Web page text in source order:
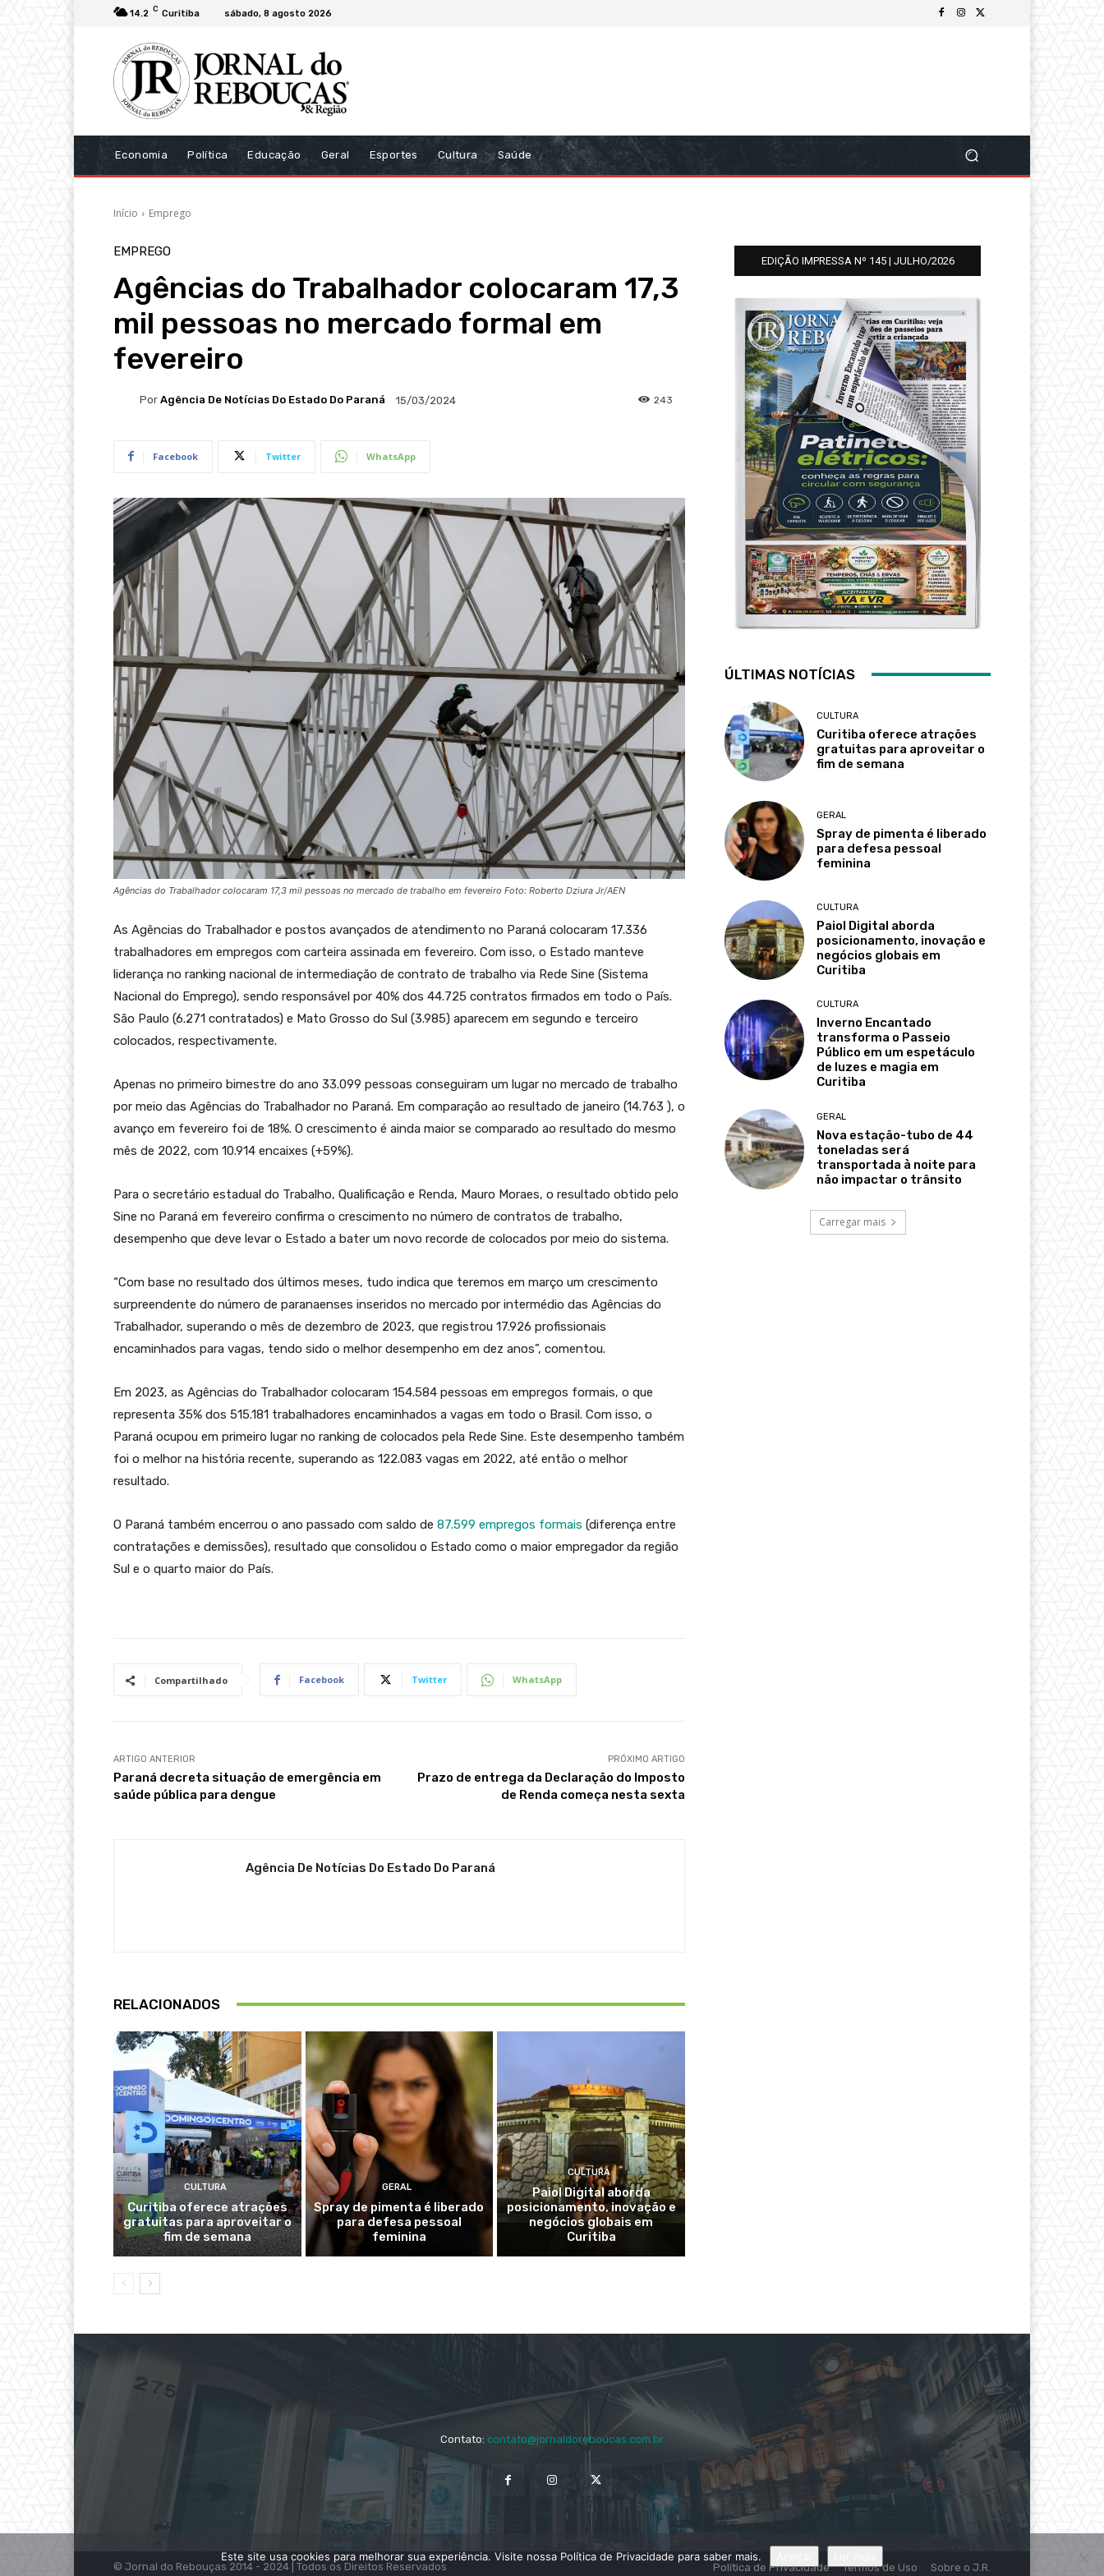
14.2 C Curitiba sábado, 8 agosto 2026
Economia Política Educação Geral Esportes Cultura Saúde
Início Emprego
EMPREGO
Agências do Trabalhador colocaram 17,3
mil pessoas no mercado formal em
fevereiro
Por Agência De Notícias Do Estado Do Paraná 15/03/2024 243
Facebook Twitter WhatsApp
Agências do Trabalhador colocaram 17,3 mil pessoas no mercado de trabalho em fevereiro Foto: Roberto Dziura Jr/AEN
As Agências do Trabalhador e postos avançados de atendimento no Paraná colocaram 17.336
trabalhadores em empregos com carteira assinada em fevereiro. Com isso, o Estado manteve
liderança no ranking nacional de intermediação de contrato de trabalho via Rede Sine (Sistema
Nacional do Emprego), sendo responsável por 40% dos 44.725 contratos firmados em todo o País.
São Paulo (6.271 contratados) e Mato Grosso do Sul (3.985) aparecem em segundo e terceiro
colocados, respectivamente.
Apenas no primeiro bimestre do ano 33.099 pessoas conseguiram um lugar no mercado de trabalho
por meio das Agências do Trabalhador no Paraná. Em comparação ao resultado de janeiro (14.763 ), o
avanço em fevereiro foi de 18%. O crescimento é ainda maior se comparado ao resultado do mesmo
mês de 2022, com 10.914 encaixes (+59%).
Para o secretário estadual do Trabalho, Qualificação e Renda, Mauro Moraes, o resultado obtido pelo
Sine no Paraná em fevereiro confirma o crescimento no número de contratos de trabalho,
desempenho que deve levar o Estado a bater um novo recorde de colocados por meio do sistema.
“Com base no resultado dos últimos meses, tudo indica que teremos em março um crescimento
surpreendente do número de paranaenses inseridos no mercado por intermédio das Agências do
Trabalhador, superando o mês de dezembro de 2023, que registrou 17.926 profissionais
encaminhados para vagas, tendo sido o melhor desempenho em dez anos”, comentou.
Em 2023, as Agências do Trabalhador colocaram 154.584 pessoas em empregos formais, o que
representa 35% dos 515.181 trabalhadores encaminhados a vagas em todo o Brasil. Com isso, o
Paraná ocupou em primeiro lugar no ranking de colocados pela Rede Sine. Este desempenho também
foi o melhor na história recente, superando as 122.083 vagas em 2022, até então o melhor
resultado.
O Paraná também encerrou o ano passado com saldo de 87.599 empregos formais (diferença entre
contratações e demissões), resultado que consolidou o Estado como o maior empregador da região
Sul e o quarto maior do País.
Compartilhado Facebook Twitter WhatsApp
ARTIGO ANTERIOR
Paraná decreta situação de emergência em
saúde pública para dengue
PRÓXIMO ARTIGO
Prazo de entrega da Declaração do Imposto
de Renda começa nesta sexta
Agência De Notícias Do Estado Do Paraná
RELACIONADOS
CULTURA
Curitiba oferece atrações
gratuitas para aproveitar o
fim de semana
GERAL
Spray de pimenta é liberado
para defesa pessoal
feminina
CULTURA
Paiol Digital aborda
posicionamento, inovação e
negócios globais em
Curitiba
EDIÇÃO IMPRESSA Nº 145 | JULHO/2026
ÚLTIMAS NOTÍCIAS
CULTURA
Curitiba oferece atrações
gratuitas para aproveitar o
fim de semana
GERAL
Spray de pimenta é liberado
para defesa pessoal
feminina
CULTURA
Paiol Digital aborda
posicionamento, inovação e
negócios globais em
Curitiba
CULTURA
Inverno Encantado
transforma o Passeio
Público em um espetáculo
de luzes e magia em
Curitiba
GERAL
Nova estação-tubo de 44
toneladas será
transportada à noite para
não impactar o trânsito
Carregar mais
Contato: contato@jornaldoreboucas.com.br
© Jornal do Rebouças 2014 - 2024 | Todos os Direitos Reservados Política de Privacidade Termos de Uso Sobre o J.R.
Este site usa cookies para melhorar sua experiência. Visite nossa Política de Privacidade para saber mais.